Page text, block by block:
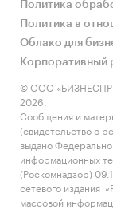
Политика
Политика в
Облако для
Корпоративный
© ООО
2026.
Сообщения и
(свидетельство о
выдано
информационных
(Роскомнадзор)
сетевого издания
массовой